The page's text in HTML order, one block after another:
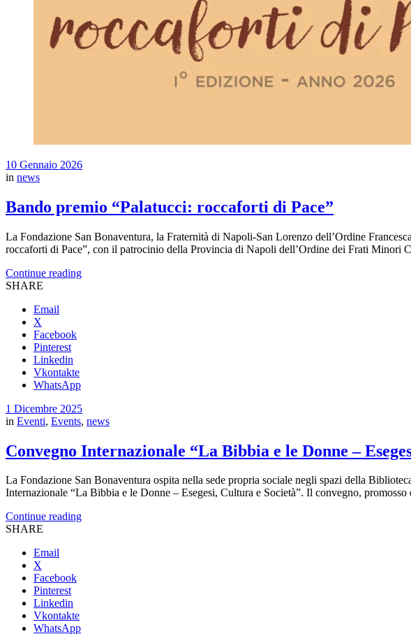
10 Gennaio 2026
in news
Bando premio “Palatucci: roccaforti di Pace”
La Fondazione San Bonaventura, la Fraternità di Napoli-San Lorenzo dell’Ordine
roccaforti di Pace”, con il patrocinio della Provincia di Napoli dell’Ordine dei Frati
Continue reading
SHARE
Email
X
Facebook
Pinterest
Linkedin
Vkontakte
WhatsApp
1 Dicembre 2025
in Eventi, Events, news
Convegno Internazionale “La Bibbia e le Donne –
La Fondazione San Bonaventura ospita nella sede propria sociale negli spazi della
Internazionale “La Bibbia e le Donne – Esegesi, Cultura e Società”. Il convegno,
Continue reading
SHARE
Email
X
Facebook
Pinterest
Linkedin
Vkontakte
WhatsApp